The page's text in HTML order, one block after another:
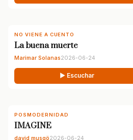
NO VIENE A CUENTO
La buena muerte
Marimar Solanas2026-06-24
▶ Escuchar
POSMODERNIDAD
IMAGINE
david musgö2026-06-24